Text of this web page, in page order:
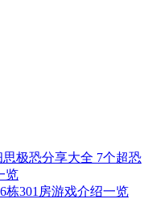
极恐分享大全 7个超恐
览
栋301房游戏介绍一览